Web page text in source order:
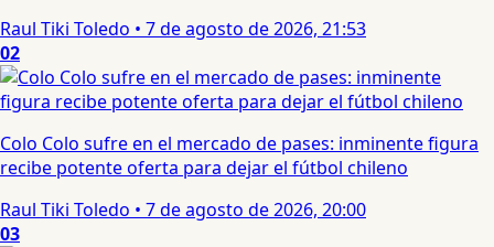
Raul Tiki Toledo • 7 de agosto de 2026, 21:53
02
Colo Colo sufre en el mercado de pases: inminente figura
recibe potente oferta para dejar el fútbol chileno
Raul Tiki Toledo • 7 de agosto de 2026, 20:00
03